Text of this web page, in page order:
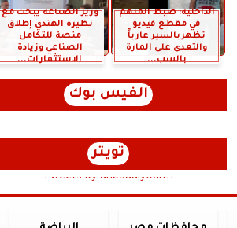
الداخلية: ضبط المتهم
في مقطع فيديو
تظهربالسير عارياً
والتعدى على المارة
بالسب...
وزير الصناعة يبحث مع
نظيره الهندي إطلاق
منصة للتكامل
الصناعي وزيادة
الاستثمارات...
الفيس بوك
تويتر
Tweets by anbaaalyoum1